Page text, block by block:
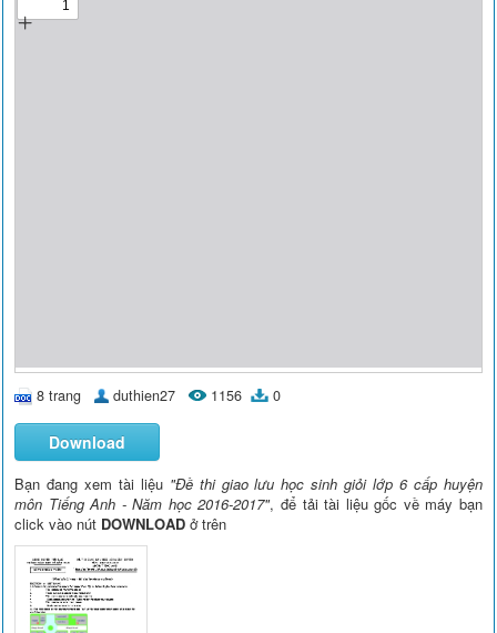
8 trang duthien27 1156 0
Download
Bạn đang xem tài liệu "Đề thi giao lưu học sinh giỏi lớp 6 cấp huyện
môn Tiếng Anh - Năm học 2016-2017", để tải tài liệu gốc về máy bạn
click vào nút DOWNLOAD ở trên